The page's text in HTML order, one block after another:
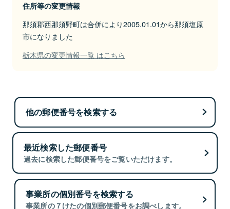
住所等の変更情報
那須郡西那須野町は合併により2005.01.01から那須塩原
市になりました
栃木県の変更情報一覧 はこちら
他の郵便番号を検索する
最近検索した郵便番号
過去に検索した郵便番号をご覧いただけます。
事業所の個別番号を検索する
事業所の７けたの個別郵便番号をお調べします。